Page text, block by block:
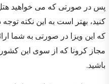
پس در صورتی که می خواهید
کنید، بهتر است به این نکته
که این ویزا در صورتی به شما
مجاز کرونا که از سوی این
باشید.